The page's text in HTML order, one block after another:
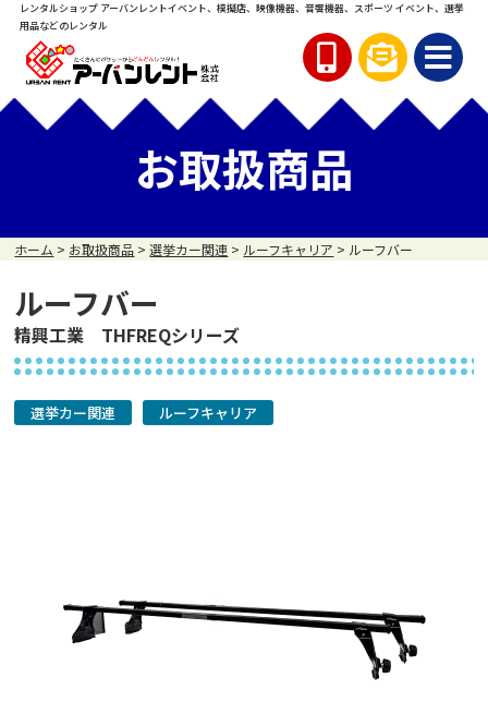
レンタルショップ アーバンレントイベント、模擬店、映像機器、音響機器、スポーツ イベント、選挙
用品などのレンタル
お取扱商品
ホーム > お取扱商品 >選挙カー関連 > ルーフキャリア > ルーフバー
ルーフバー
精興工業 THFREQシリーズ
選挙カー関連 ルーフキャリア